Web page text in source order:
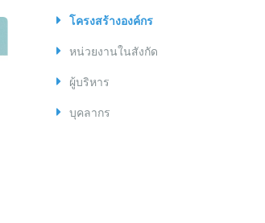
โครงสร้างองค์กร
หน่วยงานในสังกัด
ผู้บริหาร
บุคลากร